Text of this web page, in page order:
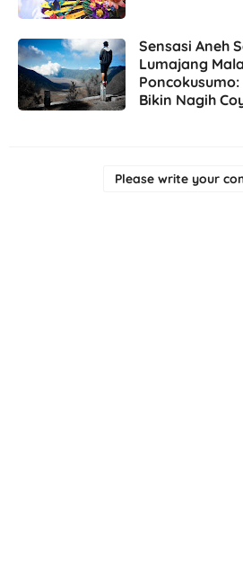
Sensasi Aneh
Lumajang
Bikin Nagih
Please write your